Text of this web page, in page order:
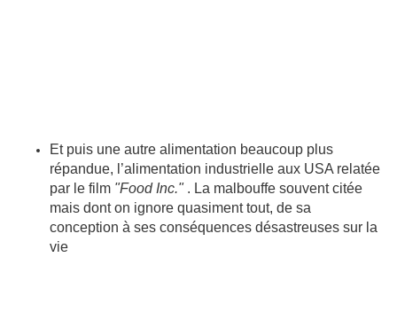
Et puis une autre alimentation beaucoup plus
répandue, l’alimentation industrielle aux USA relatée
par le film "Food Inc." . La malbouffe souvent citée
mais dont on ignore quasiment tout, de sa
conception à ses conséquences désastreuses sur la
vie